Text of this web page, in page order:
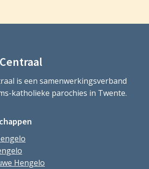
is een samenwerkingsverband
katholieke parochies in Twente.
Hengelo